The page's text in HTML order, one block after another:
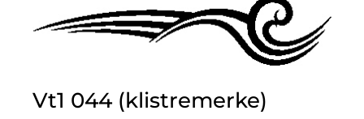
Vt1 044 (klistremerke)